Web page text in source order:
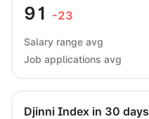
91 -23
Salary range avg
Job applications avg
Djinni Index in 30 days